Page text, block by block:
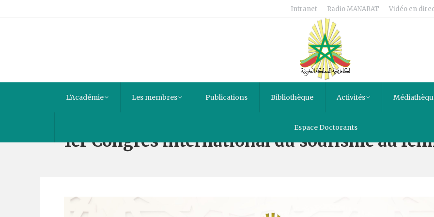
Intranet Radio MANARAT Vidéo en
L’Académie Les membres Publications Bibliothèque Activités
Espace Doctorants
1er Congrès international du soufisme au